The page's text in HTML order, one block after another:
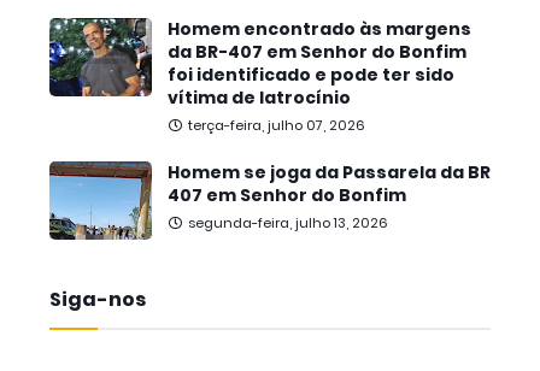
Homem encontrado às margens
da BR-407 em Senhor do Bonfim
foi identificado e pode ter sido
vítima de latrocínio
terça-feira, julho 07, 2026
Homem se joga da Passarela da BR
407 em Senhor do Bonfim
segunda-feira, julho 13, 2026
Siga-nos